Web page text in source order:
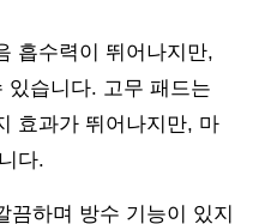
흡수력이 뛰어나지만,
있습니다. 고무 패드는
효과가 뛰어나지만, 마
다.
끔하며 방수 기능이 있지